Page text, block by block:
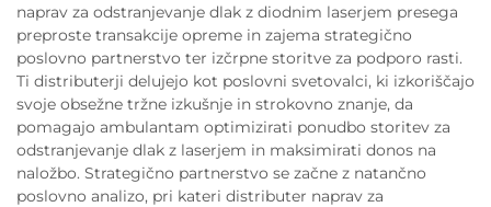
naprav za odstranjevanje dlak z diodnim laserjem presega
preproste transakcije opreme in zajema strategično
poslovno partnerstvo ter izčrpne storitve za podporo rasti.
Ti distributerji delujejo kot poslovni svetovalci, ki izkoriščajo
svoje obsežne tržne izkušnje in strokovno znanje, da
pomagajo ambulantam optimizirati ponudbo storitev za
odstranjevanje dlak z laserjem in maksimirati donos na
naložbo. Strategično partnerstvo se začne z natančno
poslovno analizo, pri kateri distributer naprav za